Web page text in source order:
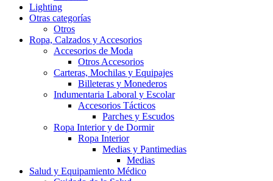
Lighting
Otras categorías
Otros
Ropa, Calzados y Accesorios
Accesorios de Moda
Otros Accesorios
Carteras, Mochilas y Equipajes
Billeteras y Monederos
Indumentaria Laboral y Escolar
Accesorios Tácticos
Parches y Escudos
Ropa Interior y de Dormir
Ropa Interior
Medias y Pantimedias
Medias
Salud y Equipamiento Médico